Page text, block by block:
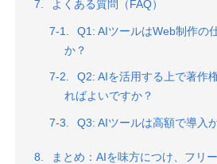
よくある質問（FAQ）
Q1: AIツールはWeb制作の
か？
Q2: AIを活用する上で著作
ればよいですか？
Q3: AIツールは高額で導入
まとめ：AIを味方につけ、フリ